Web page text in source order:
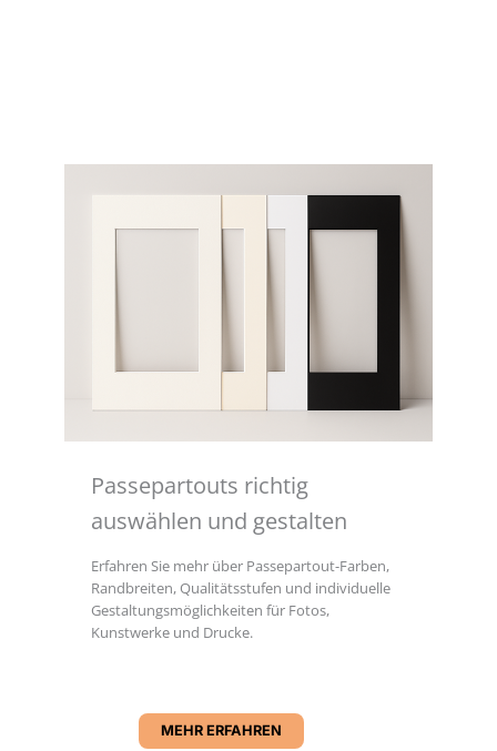
Passepartouts richtig
auswählen und gestalten
Erfahren Sie mehr über Passepartout-Farben,
Randbreiten, Qualitätsstufen und individuelle
Gestaltungsmöglichkeiten für Fotos,
Kunstwerke und Drucke.
MEHR ERFAHREN